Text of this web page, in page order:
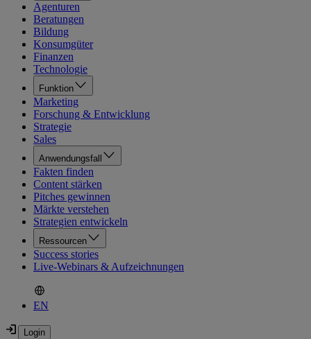
Agenturen
Beratungen
Bildung
Konsumgüter
Finanzen
Technologie
Funktion
Marketing
Forschung & Entwicklung
Strategie
Sales
Anwendungsfall
Fakten finden
Content stärken
Pitches gewinnen
Märkte verstehen
Strategien entwickeln
Ressourcen
Success stories
Live-Webinars & Aufzeichnungen
EN